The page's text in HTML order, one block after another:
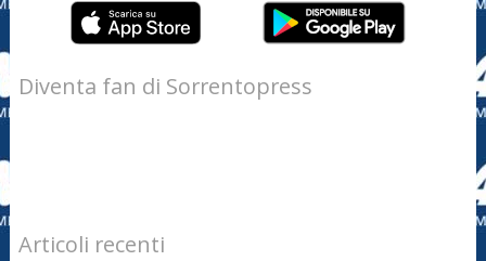
Diventa fan di Sorrentopress
Articoli recenti